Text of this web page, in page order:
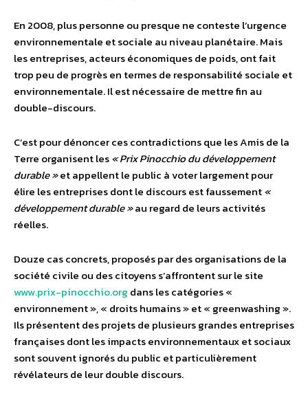
En 2008, plus personne ou presque ne conteste l’urgence
environnementale et sociale au niveau planétaire. Mais
les entreprises, acteurs économiques de poids, ont fait
trop peu de progrès en termes de responsabilité sociale et
environnementale. Il est nécessaire de mettre fin au
double-discours.
C’est pour dénoncer ces contradictions que les Amis de la
Terre organisent les« Prix Pinocchio du développement
durable »et appellent le public à voter largement pour
élire les entreprises dont le discours est faussement«
développement durable »au regard de leurs activités
réelles.
Douze cas concrets, proposés par des organisations de la
société civile ou des citoyens s’affrontent sur le site
www.prix-pinocchio.org dans les catégories «
environnement », « droits humains » et « greenwashing ».
Ils présentent des projets de plusieurs grandes entreprises
françaises dont les impacts environnementaux et sociaux
sont souvent ignorés du public et particulièrement
révélateurs de leur double discours.